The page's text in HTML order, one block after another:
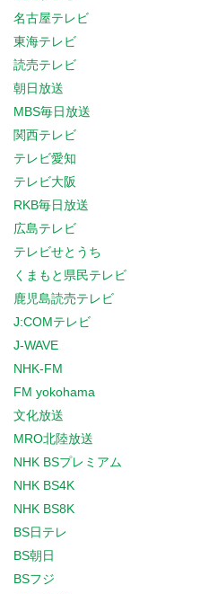
名古屋テレビ
東海テレビ
読売テレビ
朝日放送
MBS毎日放送
関西テレビ
テレビ愛知
テレビ大阪
RKB毎日放送
広島テレビ
テレビせとうち
くまもと県民テレビ
鹿児島読売テレビ
J:COMテレビ
J-WAVE
NHK-FM
FM yokohama
文化放送
MRO北陸放送
NHK BSプレミアム
NHK BS4K
NHK BS8K
BS日テレ
BS朝日
BSフジ